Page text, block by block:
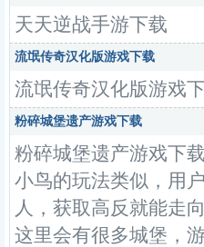
天天逆战手游下载
流氓传奇汉化版游戏下载
流氓传奇汉化版游戏
粉碎城堡遗产游戏下载
粉碎城堡遗产游戏下
小鸟的玩法类似，用
人，获取高反就能走
这里会有很多城堡，